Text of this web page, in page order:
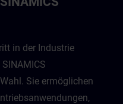
in der Industrie
Sie ermöglichen